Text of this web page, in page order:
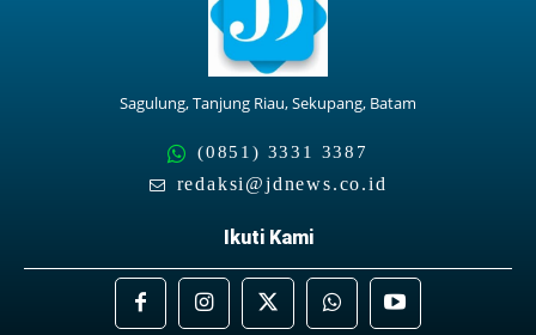
Sagulung, Tanjung Riau, Sekupang, Batam
(0851) 3331 3387
redaksi@jdnews.co.id
Ikuti Kami